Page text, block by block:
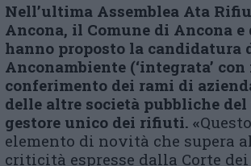
Nell’ultima Assemblea Ata
Ancona, il Comune di Ancona
hanno proposto la candidatura
Anconambiente (‘integrata’
conferimento dei rami di
delle altre società pubbliche
gestore unico dei rifiuti. «
elemento di novità che supera
criticità espresse dalla Corte